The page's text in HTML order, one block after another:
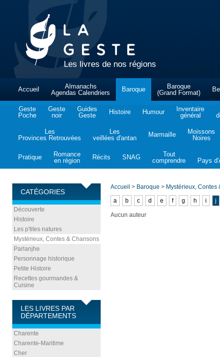
Les livres de nos régions
Accueil
Almanachs
Agendas Calendriers
Baroque
Baroque
(Grand Format)
Geste
Poche
Geste
noir
Guides
Geste
Histoire Humour
Inventaire
général
Les
Provinces Retrouvées
Les
veillées d'antan
Marmaille
Moissons
Noires
Pratique
Romance
en région
Récits SNAG
Tout
comprendre
Pays
CATÉGORIES
Découverte
Histoire
Les p'tites natures
Mystérieux, Contes & Chansons
Parlanjhe
Personnage historique
Petite Histoire
Recettes gourmandes &
Cuisine
LES LIVRES PAR
DÉPARTEMENTS
Charente
Charente-Maritime
Cher
Accueil > Baroque > Mystérieux, Contes
a
b c d e f g h i j
Aucun auteur